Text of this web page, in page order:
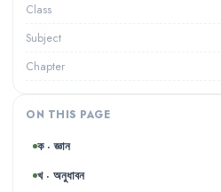
Class
Subject
Chapter
ON THIS PAGE
ক · জ্ঞান
খ · অনুধাবন